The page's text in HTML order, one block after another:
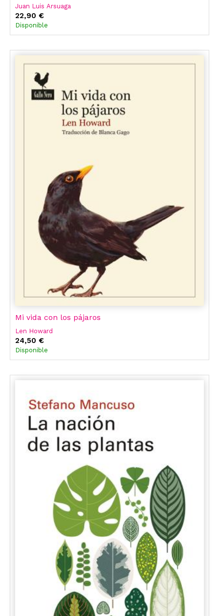
Juan Luis Arsuaga
22,90 €
Disponible
Mi vida con los pájaros
Len Howard
24,50 €
Disponible